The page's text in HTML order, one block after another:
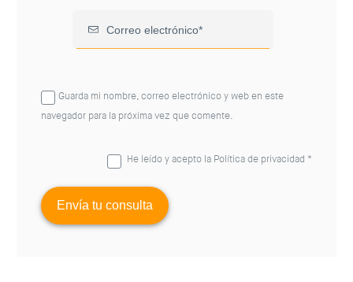
Guarda mi nombre, correo electrónico y web en este
navegador para la próxima vez que comente.
He leído y acepto la Política de privacidad *